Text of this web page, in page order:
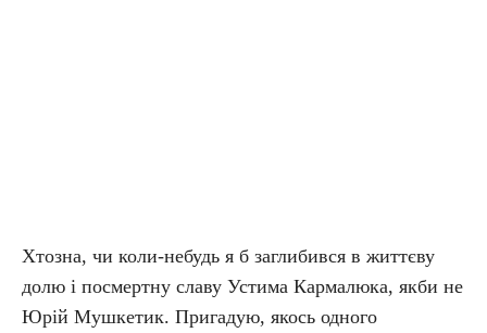
Хтозна, чи коли-небудь я б заглибився в життєву
долю і посмертну славу Устима Кармалюка, якби не
Юрій Мушкетик. Пригадую, якось одного